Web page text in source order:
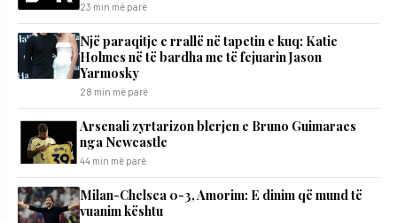
23 min më parë
Një paraqitje e rrallë në tapetin e kuq: Katie
Holmes në të bardha me të fejuarin Jason
Yarmosky
28 min më parë
Arsenali zyrtarizon blerjen e Bruno Guimaraes
nga Newcastle
44 min më parë
Milan-Chelsea 0-3, Amorim: E dinim që mund të
vuanim kështu